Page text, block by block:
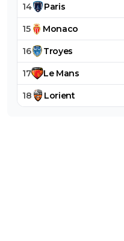
14 Paris
15 Monaco
16 Troyes
17 Le Mans
18 Lorient